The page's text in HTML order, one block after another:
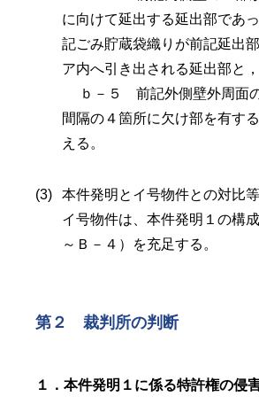
に向けて延出する延出部であ
記ごみ貯蔵袋織りが前記延出
ア内へ引き出される延出部と，
ｂ－５ 前記外側壁外周面
間隔の４箇所に欠け部を有す
える。
本件発明とイ号物件との対比等
イ号物件は、本件発明１の構
～Ｂ－４）を充足する。
第２ 裁判所の判断
１．本件発明１に係る特許権の侵